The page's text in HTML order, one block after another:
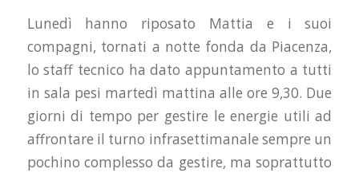
Lunedì hanno riposato Mattia e i suoi
compagni, tornati a notte fonda da Piacenza,
lo staff tecnico ha dato appuntamento a tutti
in sala pesi martedì mattina alle ore 9,30. Due
giorni di tempo per gestire le energie utili ad
affrontare il turno infrasettimanale sempre un
pochino complesso da gestire, ma soprattutto